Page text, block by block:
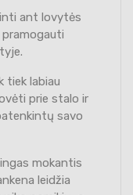
ant lovytės
pramogauti
tiek labiau
prie stalo ir
savo
mokantis
leidžia